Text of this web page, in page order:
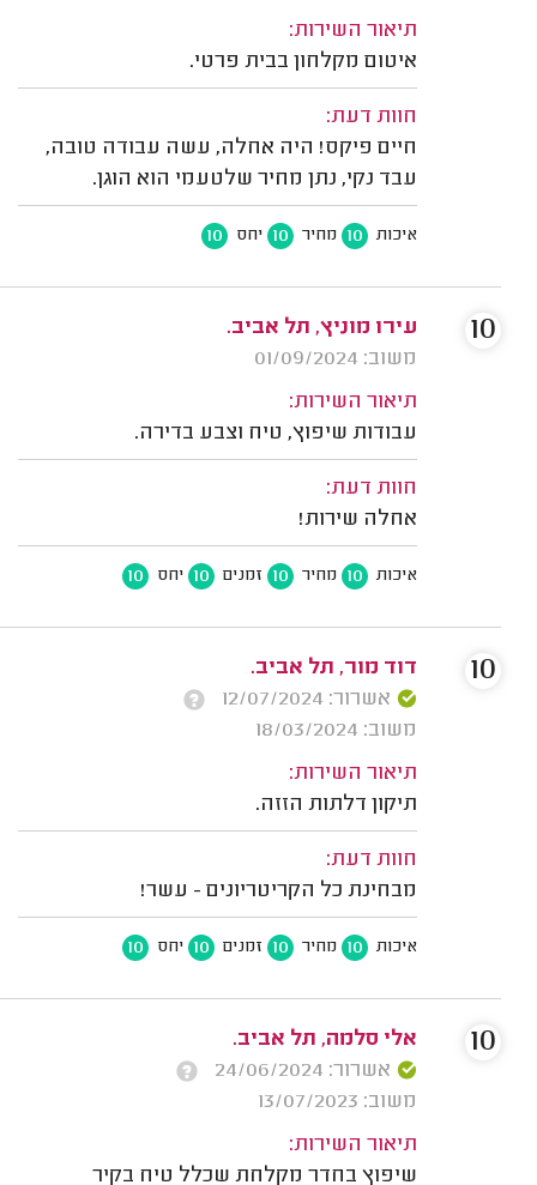
תיאור השירות:
איטום מקלחון בבית פרטי.
חוות דעת:
חיים פיקס! היה אחלה, עשה עבודה טובה,
עבד נקי, נתן מחיר שלטעמי הוא הוגן.
איכות 10 מחיר 10 יחס 10
עירו מוניץ, תל אביב.
משוב: 01/09/2024
תיאור השירות:
עבודות שיפוץ, טיח וצבע בדירה.
חוות דעת:
אחלה שירות!
איכות 10 מחיר 10 זמנים 10 יחס 10
10
דוד מור, תל אביב.
אשרור: 12/07/2024
משוב: 18/03/2024
תיאור השירות:
תיקון דלתות הזזה.
חוות דעת:
מבחינת כל הקריטריונים - עשר!
איכות 10 מחיר 10 זמנים 10 יחס 10
10
אלי סלמה, תל אביב.
אשרור: 24/06/2024
משוב: 13/07/2023
תיאור השירות:
שיפוץ בחדר מקלחת שכלל טיח בקיר
10